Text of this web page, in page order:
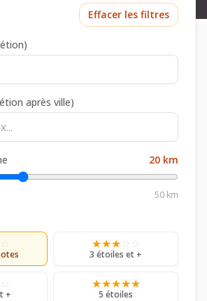
Effacer les filtres
après ville)
20 km
50 km
★★★
3 étoiles et +
+
★★★★★
5 étoiles